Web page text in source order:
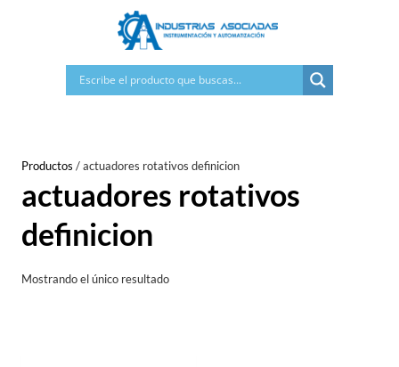
Productos /actuadores rotativos definicion
actuadores rotativos
definicion
Mostrando el único resultado